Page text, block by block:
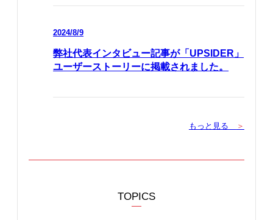
2024/8/9
弊社代表インタビュー記事が「UPSIDER」
ユーザーストーリーに掲載されました。
もっと見る ＞
TOPICS